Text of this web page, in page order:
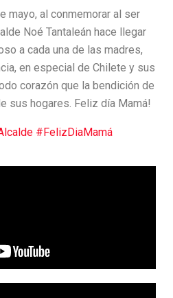
mayo, al conmemorar al ser
Noé Tantaleán hace llegar
a cada una de las madres,
en especial de Chilete y sus
corazón que la bendición de
sus hogares. Feliz día Mamá!
#FelizDiaMamá